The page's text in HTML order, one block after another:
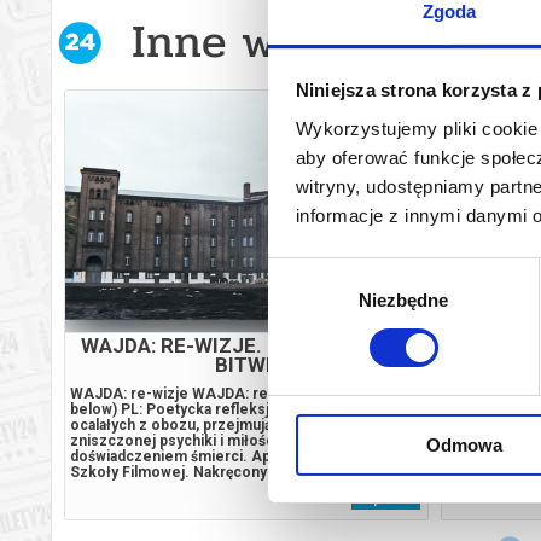
Zgoda
Niniejsza strona korzysta z
Wykorzystujemy pliki cookie
aby oferować funkcje
witryny, udostępniamy
informacje z innymi danymi
Wybór
Niezbędne
Odmowa
Inne wydarzenia
WAJDA: RE-WIZJE. KRAJOBRAZ PO
BITWIE
WAJDA: re-wizje WAJDA: re-visions (English
below) PL: Poetycka refleksja nad traumą
ocalałych z obozu, przejmujące studium
zniszczonej psychiki i miłości skażonej
doświadczeniem śmierci. Apendyks do Polskiej
Szkoły Filmowej. Nakręcony po latach powrót
opisujący tym razem trudną do wyleczenia traumę
po niedawnej tragedii. W wyzwolonym przez armię
kup bilet
Joe i Angela
dzielnicy,
Jednak pod
pretensje,
zapraszają
swobodna i